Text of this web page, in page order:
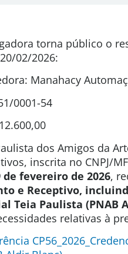
torna público o
20/02/2026:
Manahacy
0001-54
dos Amigos da
inscrita no CNPJ/
de fevereiro de 2026,
e Receptivo,
Teia Paulista (PNAB
relativas à